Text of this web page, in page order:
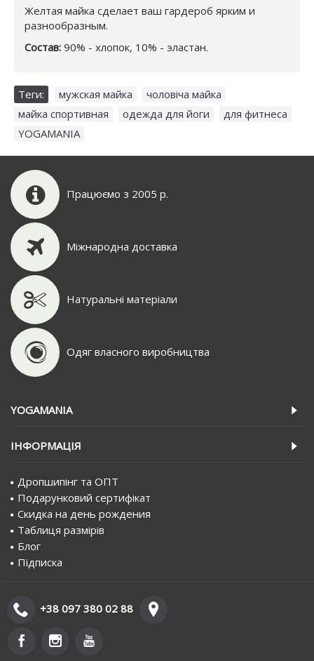
Желтая майка сделает ваш гардероб ярким и
разнообразным.
Состав: 90% - хлопок, 10% - эластан.
Теги: мужская майка чоловіча майка
майка спортивная
одежда для йоги для фитнеса
YOGAMANIA
Працюємо з 2005 р.
Міжнародна доставка
Натуральні матеріали
Одяг власного виробництва
YOGAMANIA
IНФОРМАЦIЯ
Дропшипінг та ОПТ
Подарунковий сертифiкат
Скидка на день рождения
Таблиця размірів
Блог
Пiдписка
+38 097 380 02 88